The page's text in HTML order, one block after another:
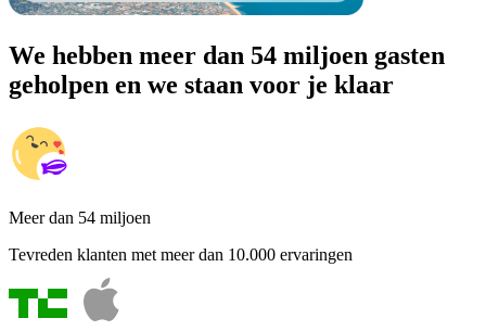
We hebben meer dan 54 miljoen gasten
geholpen en we staan voor je klaar
Meer dan 54 miljoen
Tevreden klanten met meer dan 10.000 ervaringen